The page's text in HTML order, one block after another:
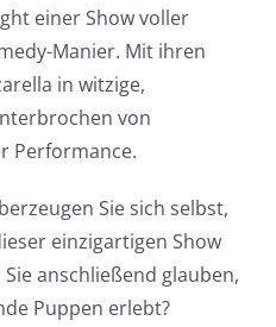
einer Show voller
Manier. Mit ihren
in witzige,
von
Performance.
Sie sich selbst,
einzigartigen Show
anschließend glauben,
Puppen erlebt?